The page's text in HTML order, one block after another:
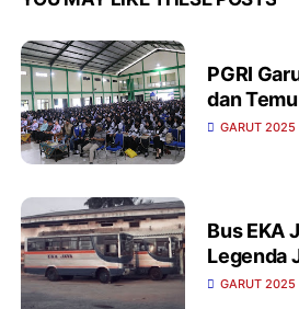
PGRI
dan
Perkuat
GARUT 2025
Bus EKA
Legenda
Hanya
GARUT 2025